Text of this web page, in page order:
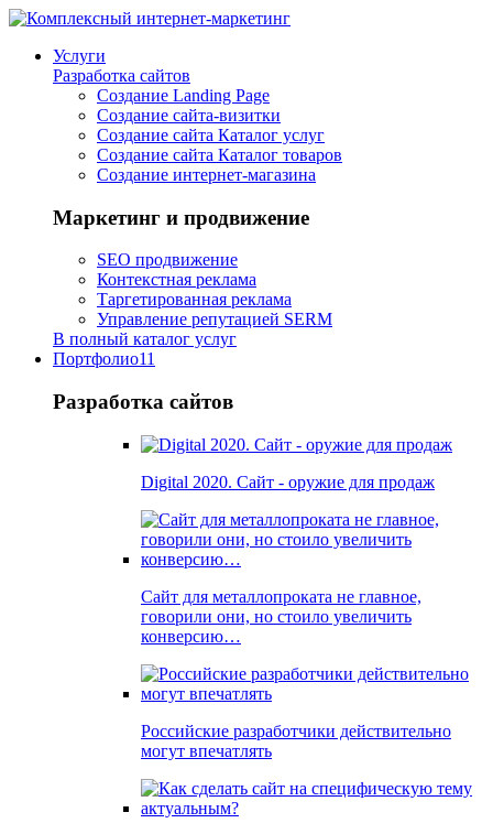
Услуги
Разработка сайтов
Создание Landing Page
Создание сайта-визитки
Создание сайта Каталог услуг
Создание сайта Каталог товаров
Создание интернет-магазина
Маркетинг и продвижение
SEO продвижение
Контекстная реклама
Таргетированная реклама
Управление репутацией SERM
В полный каталог услуг
Портфолио11
Разработка сайтов
Digital 2020. Сайт - оружие для продаж
Сайт для металлопроката не главное,
говорили они, но стоило увеличить
конверсию…
Российские разработчики действительно
могут впечатлять